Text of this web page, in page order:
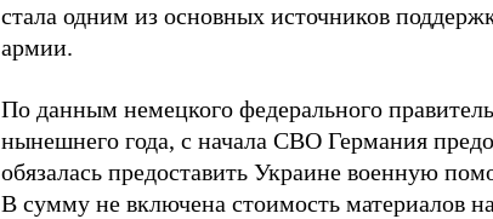
стала одним из основных источников
армии.
По данным немецкого федерального
нынешнего года, с начала СВО Германия
обязалась предоставить Украине военную
В сумму не включена стоимость материалов